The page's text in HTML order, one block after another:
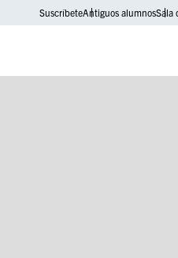
SuscríbeteAntiguos alumnosSala